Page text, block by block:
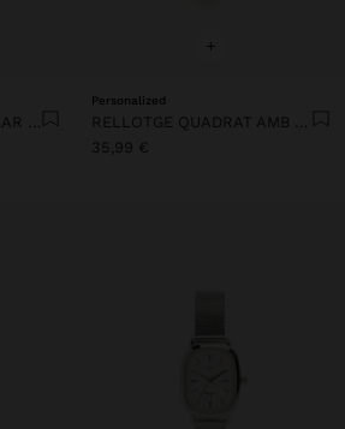
RELLOTGE RECTANGULAR BICOLOR AMB POLSERA D'ACER INOXIDABLE
+
Personalized
RELLOTGE QUADRAT AMB BRAÇALET D’ACER INOXIDABLE
35,99 €